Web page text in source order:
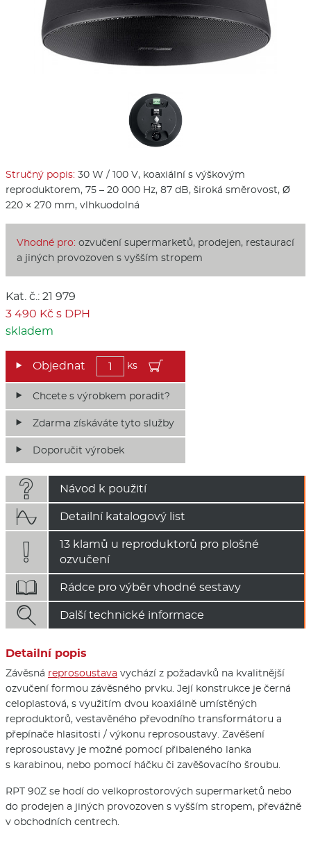
Stručný popis: 30 W / 100 V, koaxiální s výškovým
reproduktorem, 75 – 20 000 Hz, 87 dB, široká směrovost, Ø
220 × 270 mm, vlhkuodolná
Vhodné pro: ozvučení supermarketů, prodejen, restaurací
a jiných provozoven s vyšším stropem
Kat. č.: 21 979
3 490 Kč s DPH
skladem
ks
Chcete s výrobkem poradit?
Zdarma získáváte tyto služby
Doporučit výrobek
 Návod k použití
 Detailní katalogový list

13 klamů u reproduktorů pro plošné
ozvučení
 Rádce pro výběr vhodné sestavy
 Další technické informace
Detailní popis
Závěsná reprosoustava vychází z požadavků na kvalitnější
ozvučení formou závěsného prvku. Její konstrukce je černá
celoplastová, s využitím dvou koaxiálně umístěných
reproduktorů, vestavěného převodního transformátoru a
přepínače hlasitosti / výkonu reprosoustavy. Zavěšení
reprosoustavy je možné pomocí přibaleného lanka
s karabinou, nebo pomocí háčku či zavěšovacího šroubu.
RPT 90Z se hodí do velkoprostorových supermarketů nebo
do prodejen a jiných provozoven s vyšším stropem, převážně
v obchodních centrech.